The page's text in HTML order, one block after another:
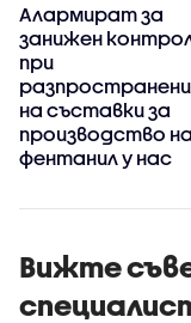
Алармират за
занижен
при
на съставки за
производство на
фентанил у нас
Вижте